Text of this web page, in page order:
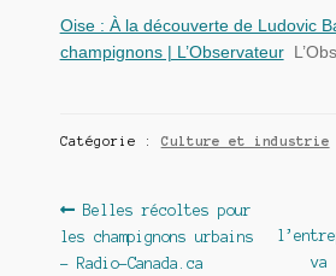
Oise : À la découverte de Ludovic
champignons | L’Observateur
Catégorie : Culture et industrie
Navigation
de
Article
précédent :
Belles récoltes pour
les champignons urbains
– Radio-Canada.ca
va